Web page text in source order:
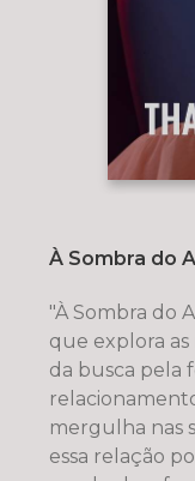
À Sombra do
"À Sombra do
que explora as
da busca pela
mergulha nas
essa relação